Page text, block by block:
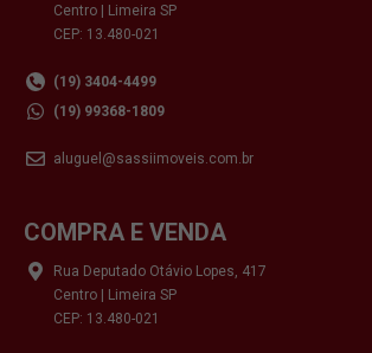
Centro | Limeira SP
CEP: 13.480-021
(19) 3404-4499
(19) 99368-1809
aluguel@sassiimoveis.com.br
COMPRA E VENDA
Rua Deputado Otávio Lopes, 417
Centro | Limeira SP
CEP: 13.480-021